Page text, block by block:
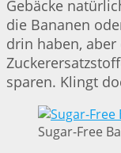
Gebäcke
die Bananen
drin haben, aber
sparen. Klingt
Sugar-Free